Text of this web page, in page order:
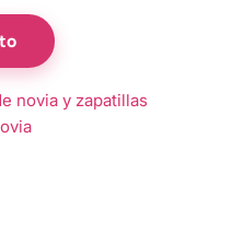
novia y zapatillas